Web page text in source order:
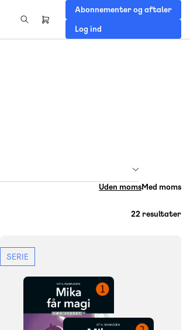
Header
Abonnementer og aftaler
Log ind
Uden momsMed moms
22 resultater
SERIE